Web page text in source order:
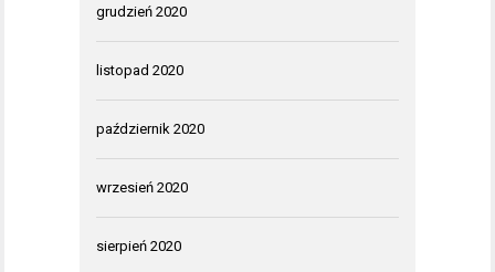
grudzień 2020
listopad 2020
październik 2020
wrzesień 2020
sierpień 2020